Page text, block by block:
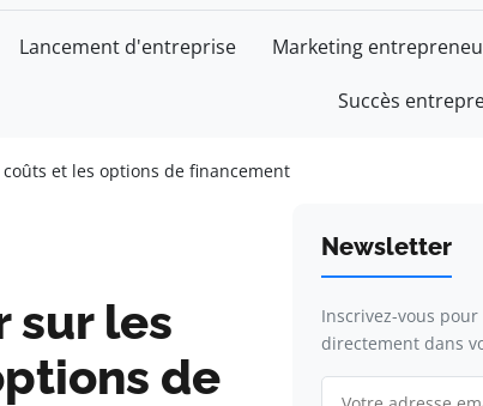
Lancement d'entreprise Marketing
Succès
et les options de financement
sur les
de
Newsletter
Inscrivez-vous
directement dans